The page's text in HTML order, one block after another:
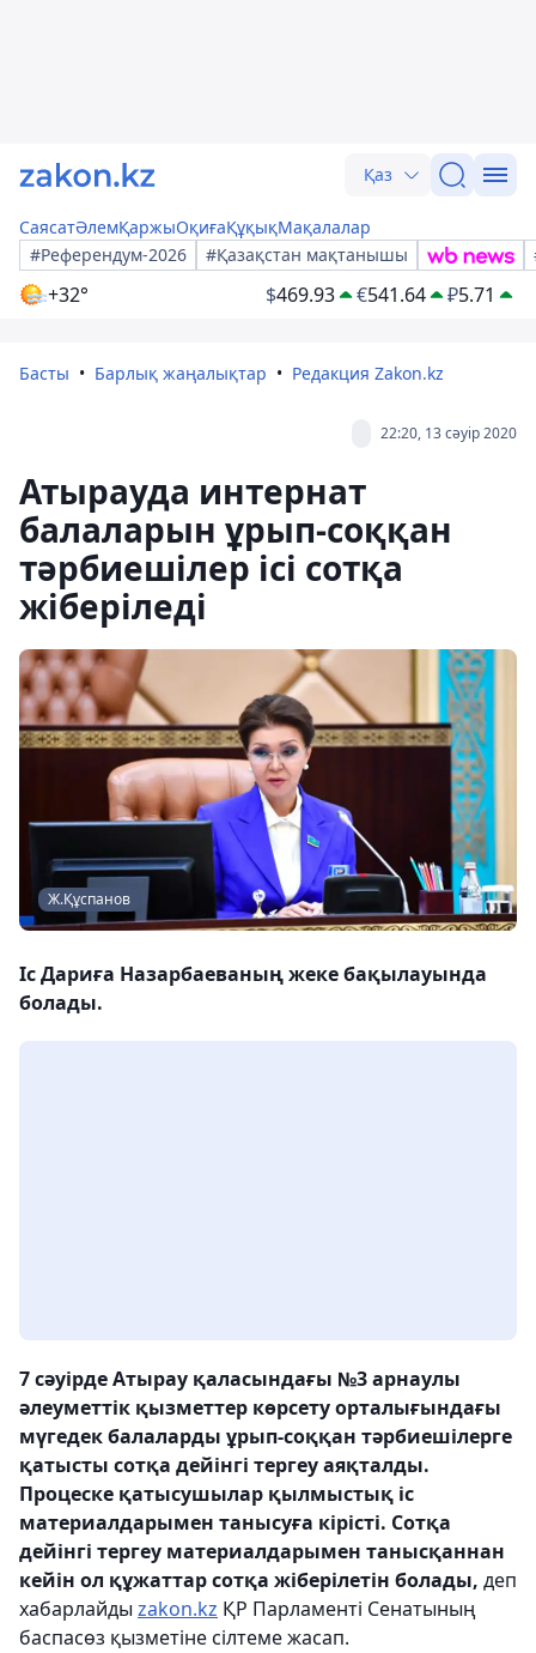
Қаз
СаясатӘлемҚаржыОқиғаҚұқықМақалалар
#Референдум-2026
#Қазақстан мақтанышы
+32° $469.93 €541.64 ₽5.71
Басты Барлық жаңалықтар Редакция Zakon.kz
22:20, 13 сәуір 2020
Атырауда интернат
балаларын ұрып-соққан
тәрбиешілер ісі сотқа
жіберіледі
Ж.Құспанов
Іс Дариға Назарбаеваның жеке бақылауында
болады.
7 сәуірде Атырау қаласындағы №3 арнаулы
әлеуметтік қызметтер көрсету орталығындағы
мүгедек балаларды ұрып-соққан тәрбиешілерге
қатысты сотқа дейінгі тергеу аяқталды.
Процеске қатысушылар қылмыстық іс
материалдарымен танысуға кірісті. Сотқа
дейінгі тергеу материалдарымен танысқаннан
кейін ол құжаттар сотқа жіберілетін болады, деп
хабарлайды zakon.kz ҚР Парламенті Сенатының
баспасөз қызметіне сілтеме жасап.